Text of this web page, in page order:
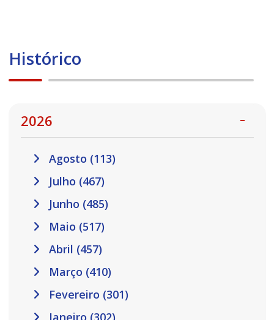
Histórico
2026
Agosto (113)
Julho (467)
Junho (485)
Maio (517)
Abril (457)
Março (410)
Fevereiro (301)
Janeiro (302)